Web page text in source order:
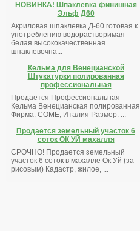
НОВИНКА! Шпаклевка финишная
Эльф Д60
Акриловая шпаклевка Д-60 готовая к
употреблению водорастворимая
белая высококачественная
шпаклевочна...
Кельма для Венецианской
Штукатурки полированная
профессиональная
Продается Профессиональная
Кельма Венецианская полированная
Фирма: COME, Италия Размер: ...
Продается земельный участок 6
соток ОК УЙ махалля
СРОЧНО! Продается земельный
участок 6 соток в махалле Ок Уй (за
рисовым) Кадастр, жилое, ...